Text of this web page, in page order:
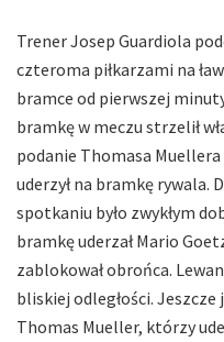
Trener Josep Guardiola
czteroma piłkarzami na
bramce od pierwszej
bramkę w meczu strzelił
podanie Thomasa
uderzył na bramkę rywala.
spotkaniu było zwykłym
bramkę uderzał Mario
zablokował obrońca.
bliskiej odległości. Jeszcze
Thomas Mueller, którzy